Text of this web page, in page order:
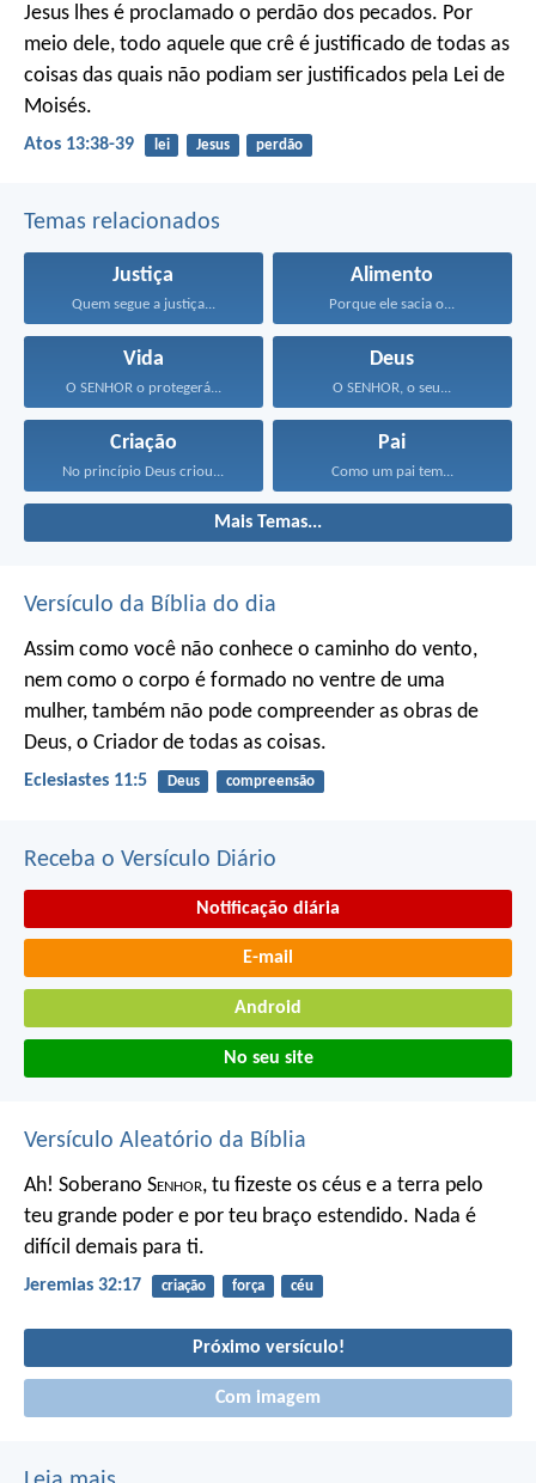
Jesus lhes é proclamado o perdão dos pecados. Por
meio dele, todo aquele que crê é justificado de todas as
coisas das quais não podiam ser justificados pela Lei de
Moisés.
Atos 13:38-39 lei Jesus perdão
Temas relacionados
Justiça
Quem segue a justiça...
Alimento
Porque ele sacia o...
Vida
O SENHOR o protegerá...
Deus
O SENHOR, o seu...
Criação
No princípio Deus criou...
Pai
Como um pai tem...
Mais Temas...
Versículo da Bíblia do dia
Assim como você não conhece o caminho do vento,
nem como o corpo é formado no ventre de uma
mulher, também não pode compreender as obras de
Deus, o Criador de todas as coisas.
Eclesiastes 11:5 Deus compreensão
Receba o Versículo Diário
Notificação diária
E-mail
Android
No seu site
Versículo Aleatório da Bíblia
Ah! Soberano Senhor, tu fizeste os céus e a terra pelo
teu grande poder e por teu braço estendido. Nada é
difícil demais para ti.
Jeremias 32:17 criação força céu
Próximo versículo!
Com imagem